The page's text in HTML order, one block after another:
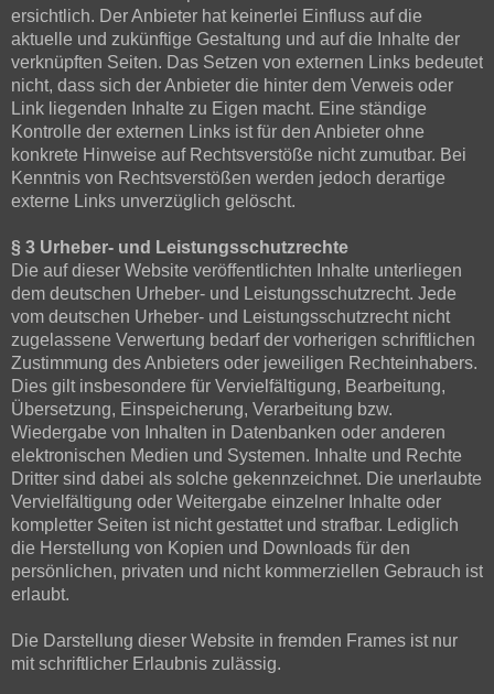
ersichtlich. Der Anbieter hat keinerlei Einfluss auf die
aktuelle und zukünftige Gestaltung und auf die Inhalte der
verknüpften Seiten. Das Setzen von externen Links bedeutet
nicht, dass sich der Anbieter die hinter dem Verweis oder
Link liegenden Inhalte zu Eigen macht. Eine ständige
Kontrolle der externen Links ist für den Anbieter ohne
konkrete Hinweise auf Rechtsverstöße nicht zumutbar. Bei
Kenntnis von Rechtsverstößen werden jedoch derartige
externe Links unverzüglich gelöscht.
§ 3 Urheber- und Leistungsschutzrechte
Die auf dieser Website veröffentlichten Inhalte unterliegen
dem deutschen Urheber- und Leistungsschutzrecht. Jede
vom deutschen Urheber- und Leistungsschutzrecht nicht
zugelassene Verwertung bedarf der vorherigen schriftlichen
Zustimmung des Anbieters oder jeweiligen Rechteinhabers.
Dies gilt insbesondere für Vervielfältigung, Bearbeitung,
Übersetzung, Einspeicherung, Verarbeitung bzw.
Wiedergabe von Inhalten in Datenbanken oder anderen
elektronischen Medien und Systemen. Inhalte und Rechte
Dritter sind dabei als solche gekennzeichnet. Die unerlaubte
Vervielfältigung oder Weitergabe einzelner Inhalte oder
kompletter Seiten ist nicht gestattet und strafbar. Lediglich
die Herstellung von Kopien und Downloads für den
persönlichen, privaten und nicht kommerziellen Gebrauch ist
erlaubt.
Die Darstellung dieser Website in fremden Frames ist nur
mit schriftlicher Erlaubnis zulässig.